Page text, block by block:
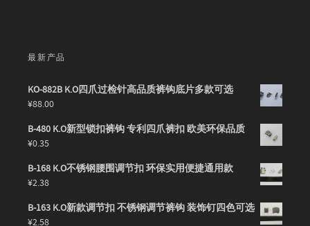
最新产品
KO-882B K.O四爪过检针高品质裤钩底片多款可选
¥88.00
B-480 K.O新型锁扣裤钩 专利四爪裤扣 欧美环保品质
¥0.35
B-168 K.O不锈钢腰围调节扣 环保实用便捷通用款
¥2.38
B-163 K.O新款调节扣 不锈钢调节裤钩 装饰钉四色可选
¥2.58